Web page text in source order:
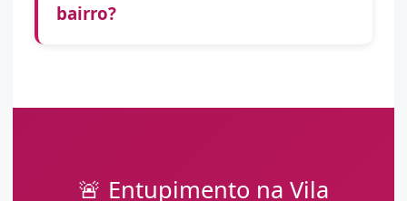
bairro?
🚨 Entupimento na Vila